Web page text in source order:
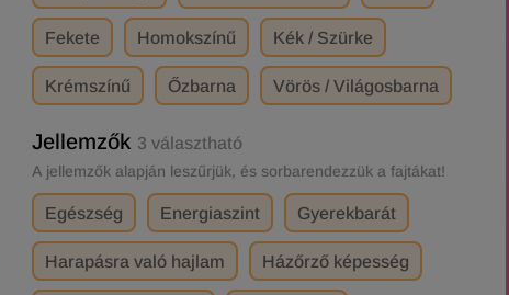
Fekete Homokszínű Kék / Szürke
Krémszínű Őzbarna Vörös / Világosbarna
Jellemzők 3 választható
A jellemzők alapján leszűrjük, és sorbarendezzük a fajtákat!
Egészség Energiaszint Gyerekbarát
Harapásra való hajlam Házőrző képesség